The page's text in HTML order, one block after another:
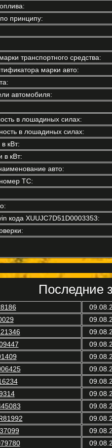
принципу:
транспортного средства:
марки авто:
автомобиля:
в лошадиных силах:
в лошадиных силах:
кВт:
в кВт:
авто:
ТС:
кода XUUJC7D51D0003353:
Последние